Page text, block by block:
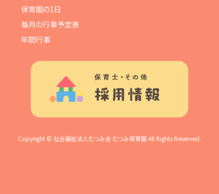
保育園の1日
毎月の行事予定表
年間行事
Copyright © 社会福祉法人むつみ会 むつみ保育園 All Rights Reserved.